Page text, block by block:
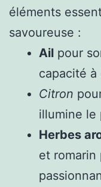
éléments
savoureuse :
Ail pour
capacité
Citron
illumine le
Herbes
et romarin